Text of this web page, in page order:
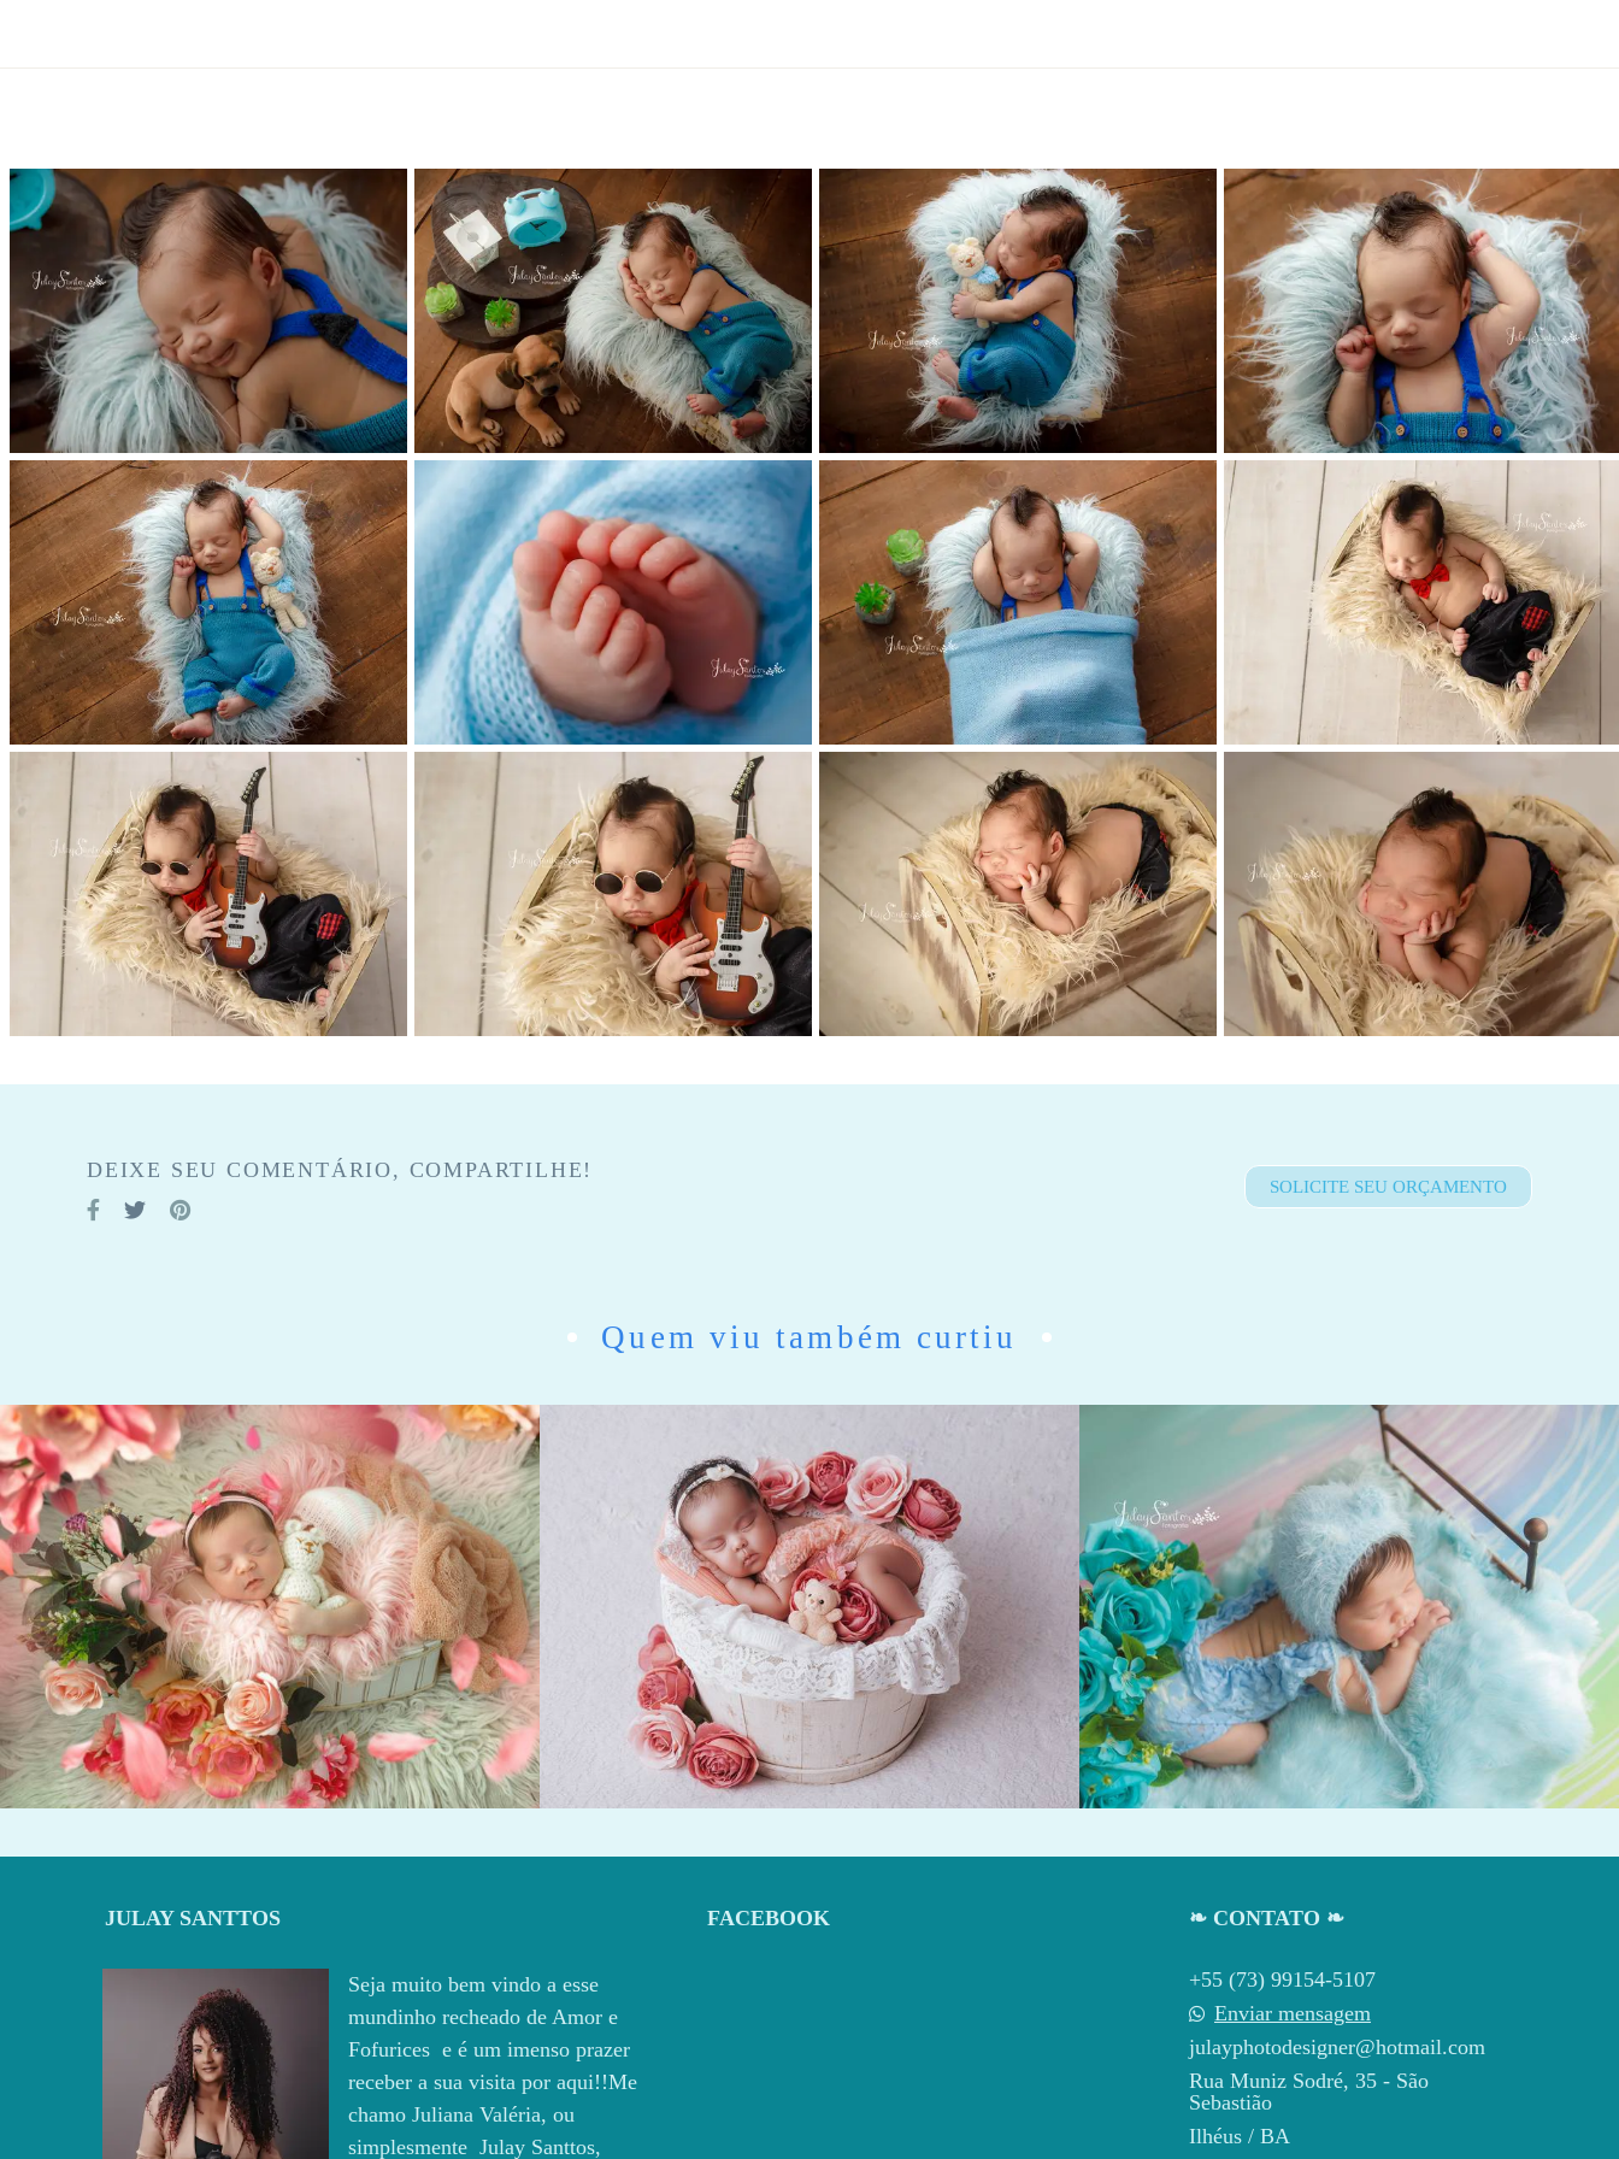
DEIXE SEU COMENTÁRIO, COMPARTILHE!
SOLICITE SEU ORÇAMENTO
Quem viu também curtiu
410 0 1908 0
JULAY SANTTOS
Seja muito bem vindo a esse
mundinho recheado de Amor e
Fofurices e é um imenso prazer
receber a sua visita por aqui!!Me
chamo Juliana Valéria, ou
simplesmente Julay Santtos,
FACEBOOK ❧ CONTATO ❧
+55 (73) 99154-5107
Enviar mensagem
julayphotodesigner@hotmail.com
Rua Muniz Sodré, 35 - São
Sebastião
Ilhéus / BA